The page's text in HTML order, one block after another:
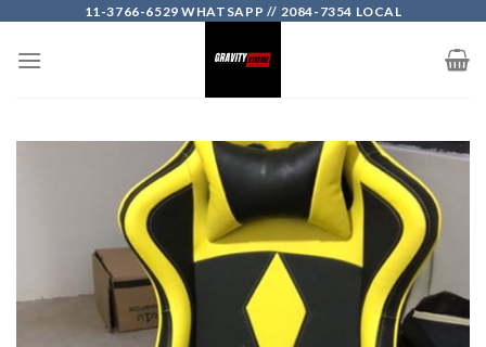
content
11-3766-6529 WHATSAPP // 2084-7354 LOCAL